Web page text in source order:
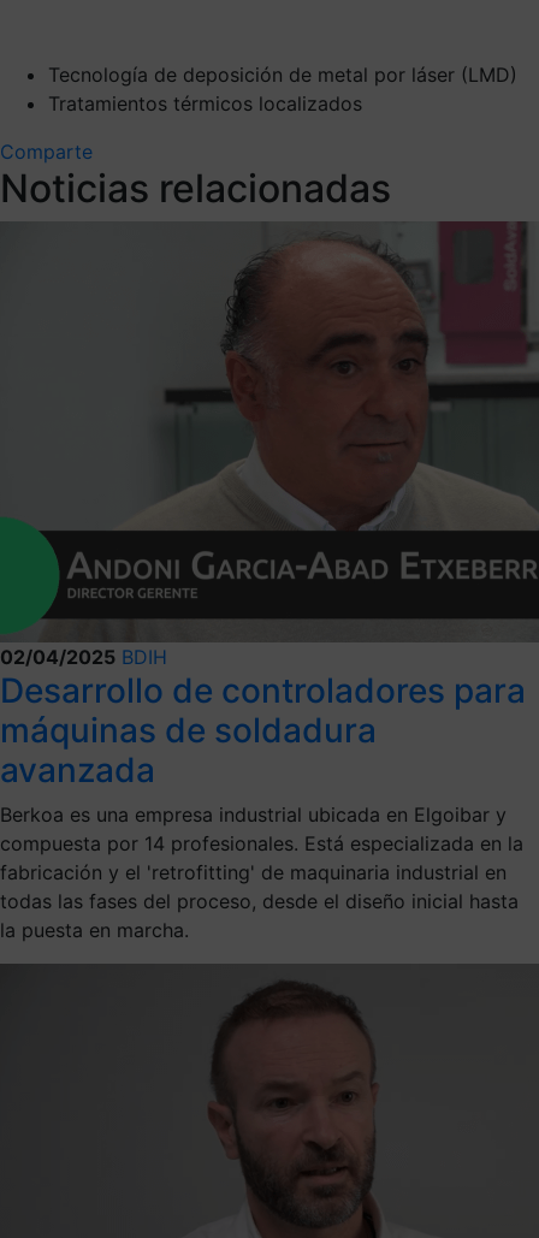
Tecnología de deposición de metal por láser (LMD)
Tratamientos térmicos localizados
Comparte
Noticias relacionadas
02/04/2025 BDIH
Desarrollo de controladores para
máquinas de soldadura
avanzada
Berkoa es una empresa industrial ubicada en Elgoibar y
compuesta por 14 profesionales. Está especializada en la
fabricación y el 'retrofitting' de maquinaria industrial en
todas las fases del proceso, desde el diseño inicial hasta
la puesta en marcha.